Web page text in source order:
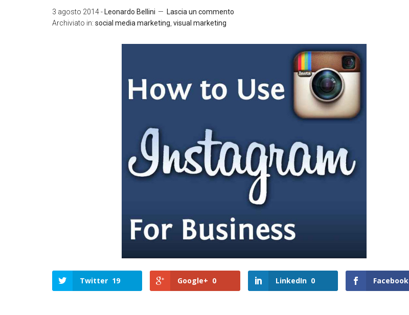
3 agosto 2014- Leonardo Bellini
Lascia un commento
Archiviato in: social media marketing visual marketing
Twitter 19 Google+ 0 LinkedIn 0 Facebook